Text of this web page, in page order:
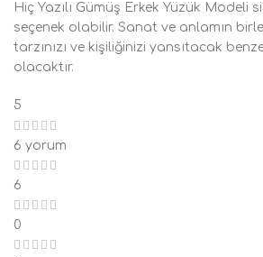
Hiç Yazılı Gümüş Erkek Yüzük Modeli
seçenek olabilir. Sanat ve anlamın
tarzınızı ve kişiliğinizi yansıtacak
olacaktır.
5
6 yorum
6
0